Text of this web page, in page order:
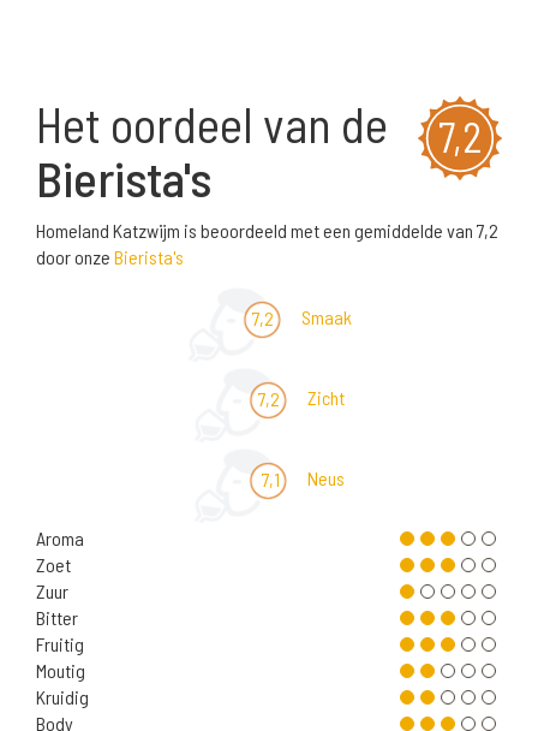
7,2
Het oordeel van de
Bierista's
Homeland Katzwijm is beoordeeld met een gemiddelde van 7,2
door onze Bierista's
7,2 Smaak
7,2 Zicht
7,1 Neus
Aroma
Zoet
Zuur
Bitter
Fruitig
Moutig
Kruidig
Body